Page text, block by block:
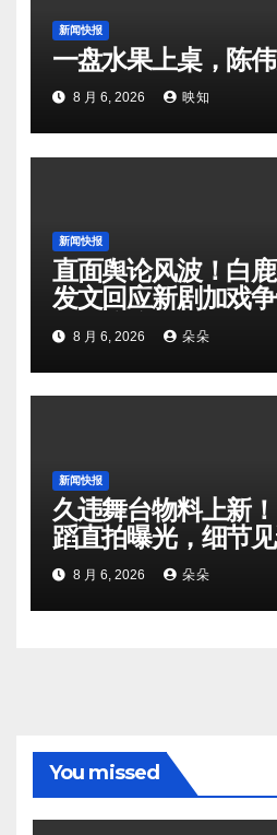
新闻快报
一盘水果上桌，陈
8 月 6, 2026 映知
新闻快报
直面舆论风波！白
发文回应新剧加戏
矛盾暗流涌动
8 月 6, 2026 朵朵
新闻快报
久违舞台物料上新
蹈直拍曝光，细节
8 月 6, 2026 朵朵
You missed